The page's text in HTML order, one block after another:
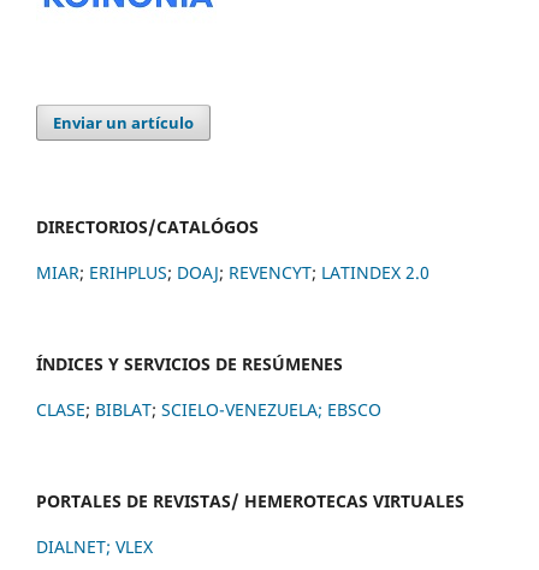
Enviar un artículo
DIRECTORIOS/CATALÓGOS
MIAR; ERIHPLUS; DOAJ; REVENCYT; LATINDEX 2.0
ÍNDICES Y SERVICIOS DE RESÚMENES
CLASE; BIBLAT; SCIELO-VENEZUELA; EBSCO
PORTALES DE REVISTAS/ HEMEROTECAS VIRTUALES
DIALNET; VLEX